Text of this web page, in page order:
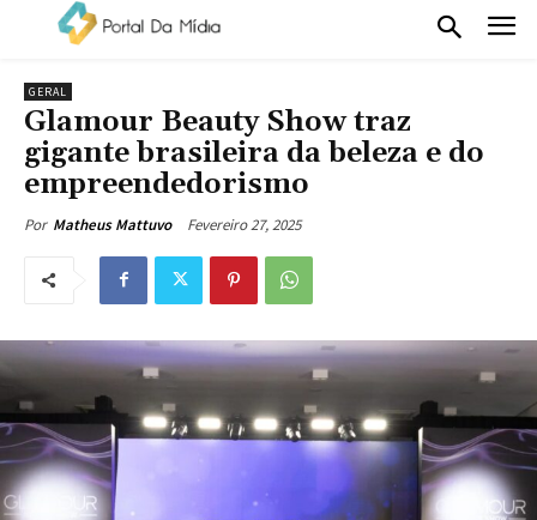
GERAL
Glamour Beauty Show traz
gigante brasileira da beleza e do
empreendedorismo
Por Matheus Mattuvo Fevereiro 27, 2025